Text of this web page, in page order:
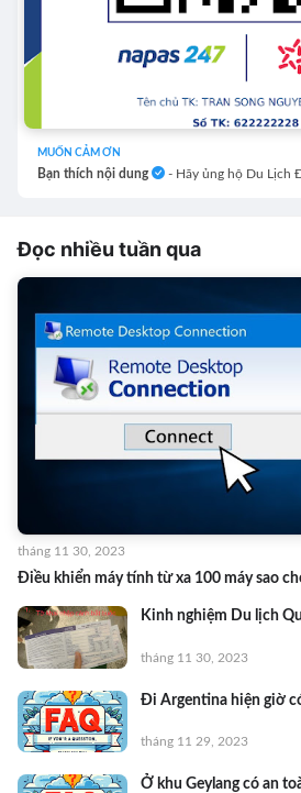
MUỐN CẢM ƠN
Bạn thích nội dung - Hãy ủng hộ Du Lịch
Đọc nhiều tuần qua
Điều khiển máy tính từ xa 100 máy sao
tháng 11 30, 2023
Kinh nghiệm Du lịch
tháng 11 30, 2023
Đi Argentina hiện giờ
tháng 11 29, 2023
Ở khu Geylang có an